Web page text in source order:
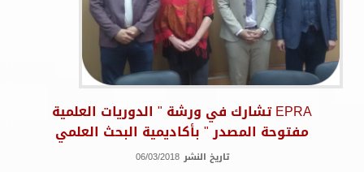
EPRA تشارك في ورشة " الدوريات العلمية
مفتوحة المصدر " بأكاديمية البحث العلمي
تاريخ النشر 06/03/2018